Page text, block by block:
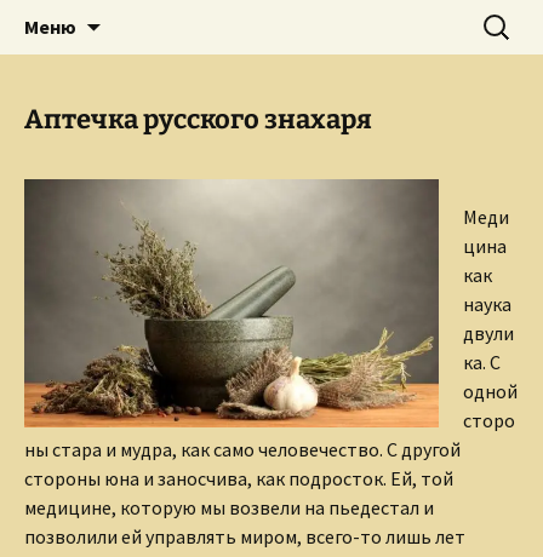
Сайт Ольги Грибановой
Творческое пространство писателя,
поэта, публициста, литературоведа
Меню Найти:
Аптечка русского знахаря
Меди
цина
как
наука
двули
ка. С
одной
сторо
ны стара и мудра, как само человечество. С другой
стороны юна и заносчива, как подросток. Ей, той
медицине, которую мы возвели на пьедестал и
позволили ей управлять миром, всего-то лишь лет